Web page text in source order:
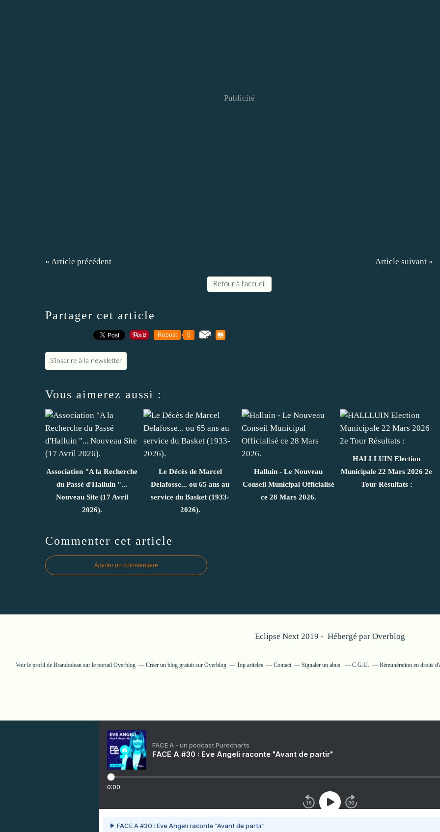
Publicité
« Article précédent Article suivant »
Retour à l'accueil
Partager cet article
Repost 0
S'inscrire à la newsletter
Vous aimerez aussi :
Association "A la Recherche
du Passé d'Halluin "...
Nouveau Site (17 Avril
2026).
Le Décès de Marcel
Delafosse... ou 65 ans au
service du Basket (1933-
2026).
Halluin - Le Nouveau
Conseil Municipal Officialisé
ce 28 Mars 2026.
HALLLUIN Election
Municipale 22 Mars 2026 2e
Tour Résultats :
Commenter cet article
Ajouter un commentaire
Eclipse Next 2019 - Hébergé par Overblog
Voir le profil de Brandodean sur le portail Overblog Créer un blog gratuit sur Overblog Top articles Contact Signaler un abus C.G.U. Rémunération en droits
FACE A - un podcast Purecharts
FACE A #30 : Eve Angeli raconte "Avant de partir"
0:00
FACE A #30 : Eve Angeli raconte "Avant de partir"